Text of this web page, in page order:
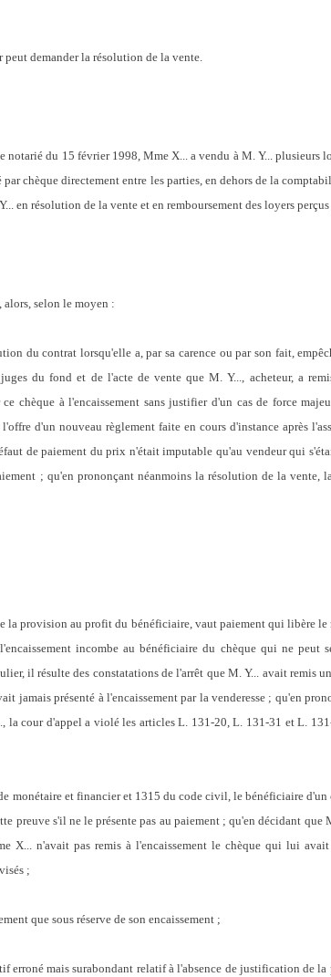
demander la résolution de la vente.
notarié du 15 février 1998, Mme X... a vendu à M. Y... plusieurs
chèque directement entre les parties, en dehors de la
en résolution de la vente et en remboursement des loyers
selon le moyen :
du contrat lorsqu'elle a, par sa carence ou par son fait,
du fond et de l'acte de vente que M. Y..., acheteur, a
chèque à l'encaissement sans justifier d'un cas de force
d'un nouveau règlement faite en cours d'instance après
de paiement du prix n'était imputable qu'au vendeur qui
; qu'en prononçant néanmoins la résolution de la vente,
la provision au profit du bénéficiaire, vaut paiement qui libère le
incombe au bénéficiaire du chèque qui ne peut
il résulte des constatations de l'arrêt que M. Y... avait remis
jamais présenté à l'encaissement par la venderesse ; qu'en
la cour d'appel a violé les articles L. 131-20, L. 131-31 et L.
monétaire et financier et 1315 du code civil, le bénéficiaire
preuve s'il ne le présente pas au paiement ; qu'en décidant que
X... n'avait pas remis à l'encaissement le chèque qui lui
;
que sous réserve de son encaissement ;
erroné mais surabondant relatif à l'absence de justification de